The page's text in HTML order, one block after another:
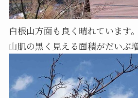
白根山方面も良く晴れています。
山肌の黒く見える面積がだいぶ